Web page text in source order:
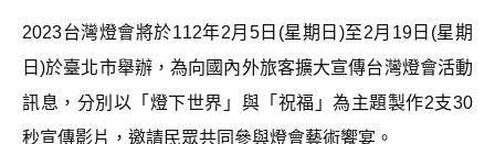
2023台灣燈會將於112年2月5日(星期日)至2月19日(星期
日)於臺北市舉辦，為向國內外旅客擴大宣傳台灣燈會活動
訊息，分別以「燈下世界」與「祝福」為主題製作2支30
秒宣傳影片，邀請民眾共同參與燈會藝術饗宴。